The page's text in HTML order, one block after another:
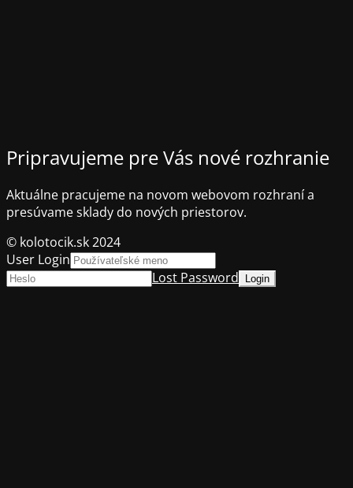
Pripravujeme pre Vás nové rozhranie
Aktuálne pracujeme na novom webovom rozhraní a
presúvame sklady do nových priestorov.
© kolotocik.sk 2024
User Login
Lost Password